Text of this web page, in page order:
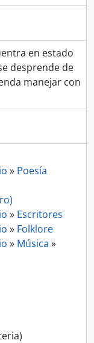
en estado
desprende de
manejar con
» Poesía
» Escritores
» Folklore
» Música »